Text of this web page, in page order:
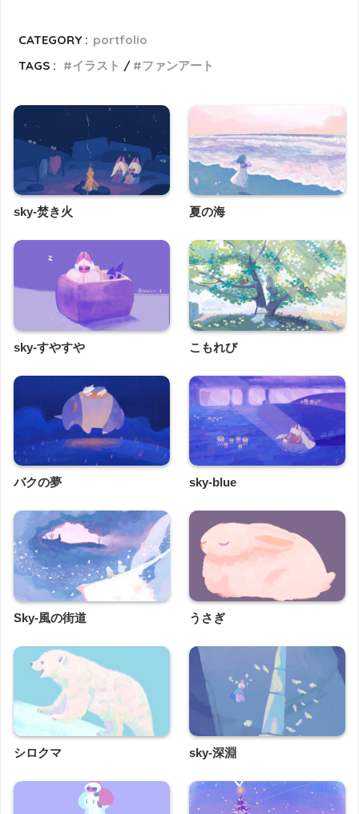
CATEGORY : portfolio
TAGS :
イラスト ファンアート
sky-焚き火 夏の海
sky-すやすや こもれび
バクの夢 sky-blue
Sky-風の街道 うさぎ
シロクマ sky-深淵